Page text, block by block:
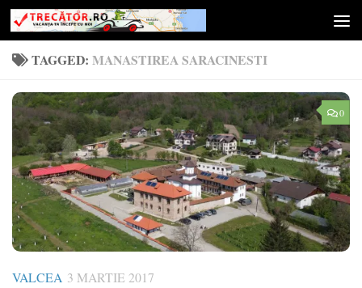
Skip to content
TAGGED: MANASTIREA SARACINESTI
0
VALCEA 3 MARTIE 2017